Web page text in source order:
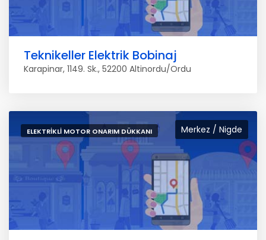
Teknikeller Elektrik Bobinaj
Karapinar, 1149. Sk., 52200 Altinordu/Ordu
Merkez / Nigde
ELEKTRIKLI MOTOR ONARIM DÜKKANI